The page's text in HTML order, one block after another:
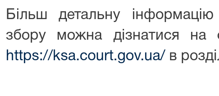
Більш детальну
збору можна дізнатися на
https://ksa.court.gov.ua/ в